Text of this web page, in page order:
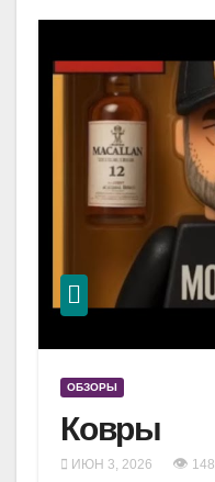
ОБЗОРЫ
Ковры
ИЮН 3, 2026 👁 148